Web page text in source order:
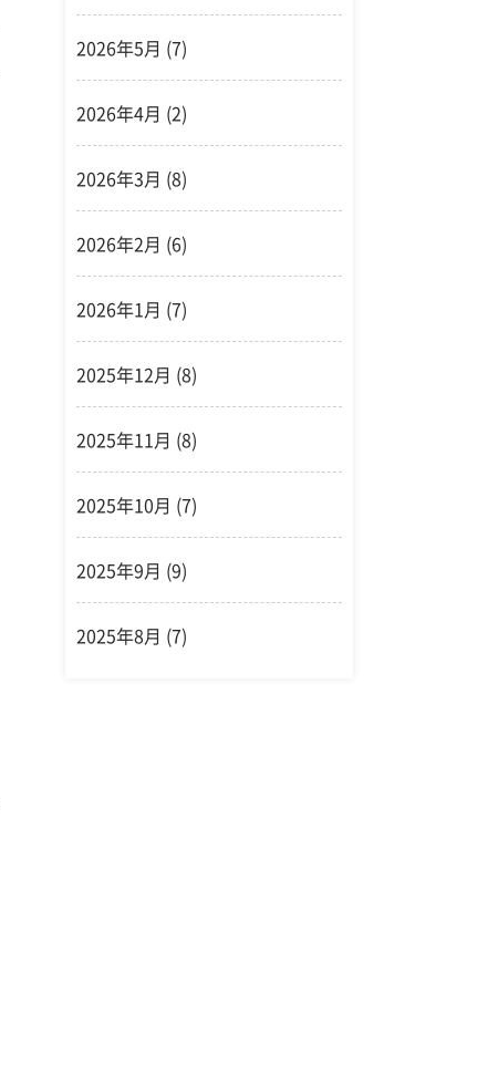
2026年5月 (7)
2026年4月 (2)
2026年3月 (8)
2026年2月 (6)
2026年1月 (7)
2025年12月 (8)
2025年11月 (8)
2025年10月 (7)
2025年9月 (9)
2025年8月 (7)